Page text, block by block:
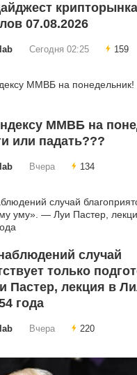
07.08.2026
Сегодня 02:25 159
ММВБ на
или падать???
Вчера 134
случай
только
Пастер, лекция в
года
Вчера 220